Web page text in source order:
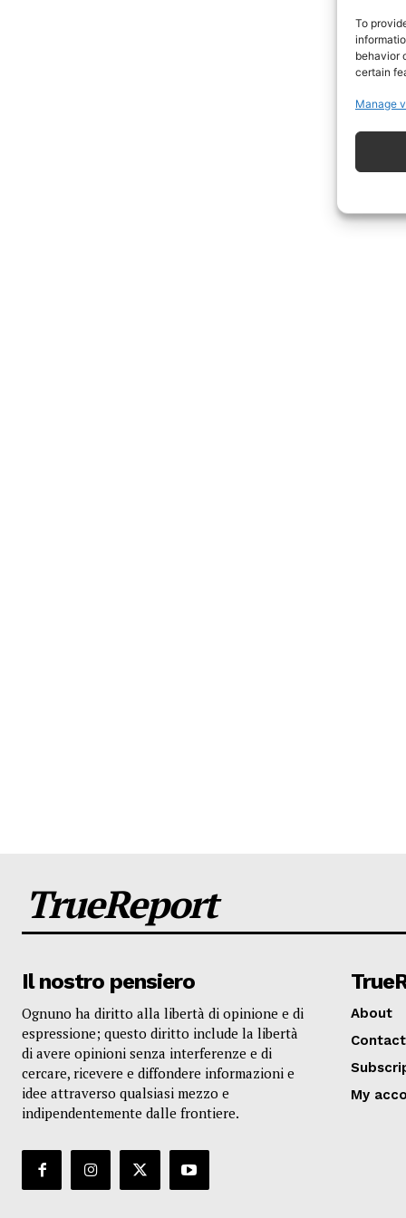
To
behavior
certain
Manage
TrueReport
Il nostro pensiero
Ognuno ha diritto alla libertà di opinione e di
espressione; questo diritto include la libertà
di avere opinioni senza interferenze e di
cercare, ricevere e diffondere informazioni e
idee attraverso qualsiasi mezzo e
indipendentemente dalle frontiere.
About
My